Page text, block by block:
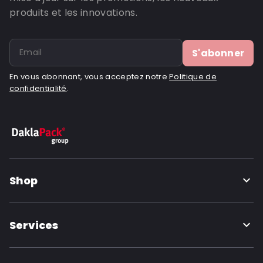
ID de commande: 481003
produits et les innovations.
S'abonner
En vous abonnant, vous acceptez notrePolitique de
confidentialité.
Shop
Services